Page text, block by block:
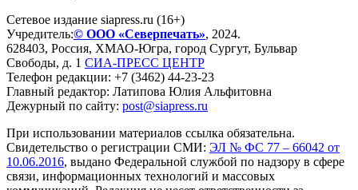
Сетевое издание siapress.ru (16+)
Учредитель:© ООО «Северпечать», 2024.
628403, Россия, ХМАО-Югра, город Сургут, Бульвар
Свободы, д. 1 СИА-ПРЕСС ЦЕНТР
Телефон редакции: +7 (3462) 44-23-23
Главный редактор: Латипова Юлия Альфитовна
Дежурный по сайту: post@siapress.ru
При использовании материалов ссылка обязательна.
Свидетельство о регистрации СМИ: ЭЛ № ФС 77 – 66042 от
10.06.2016, выдано Федеральной службой по надзору в сфере
связи, информационных технологий и массовых